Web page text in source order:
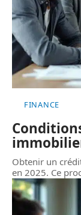
FINANCE
Obtenir un
en 2025. Ce